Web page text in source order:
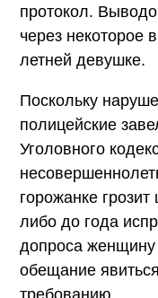
протокол.
через некоторое
летней девушке.
Поскольку
полицейские
Уголовного
горожанке
либо до года
допроса женщину
обещание
требованию.